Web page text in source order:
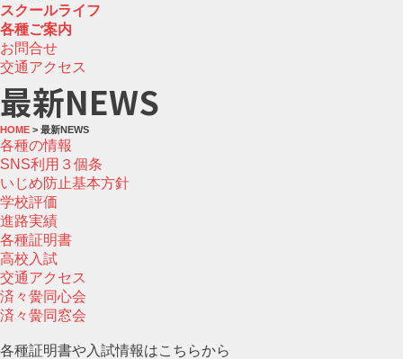
スクールライフ
各種ご案内
お問合せ
交通アクセス
最新NEWS
HOME > 最新NEWS
各種の情報
SNS利用３個条
いじめ防止基本方針
学校評価
進路実績
各種証明書
高校入試
交通アクセス
済々黌同心会
済々黌同窓会
各種証明書や入試情報はこちらから